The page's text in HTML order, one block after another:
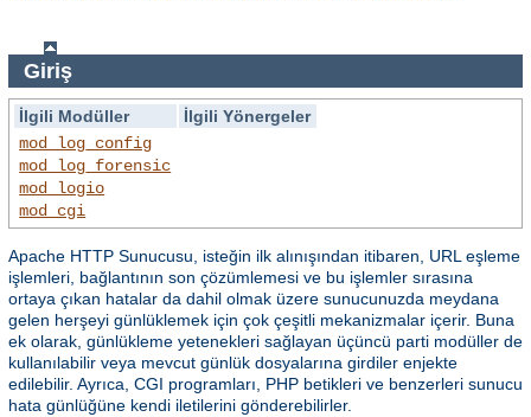
Giriş
İlgili Modüller
İlgili Yönergeler
mod_log_config
mod_log_forensic
mod_logio
mod_cgi
Apache HTTP Sunucusu, isteğin ilk alınışından itibaren, URL eşleme
işlemleri, bağlantının son çözümlemesi ve bu işlemler sırasına
ortaya çıkan hatalar da dahil olmak üzere sunucunuzda meydana
gelen herşeyi günlüklemek için çok çeşitli mekanizmalar içerir. Buna
ek olarak, günlükleme yetenekleri sağlayan üçüncü parti modüller de
kullanılabilir veya mevcut günlük dosyalarına girdiler enjekte
edilebilir. Ayrıca, CGI programları, PHP betikleri ve benzerleri sunucu
hata günlüğüne kendi iletilerini gönderebilirler.